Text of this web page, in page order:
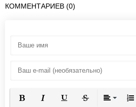
КОММЕНТАРИЕВ (0)